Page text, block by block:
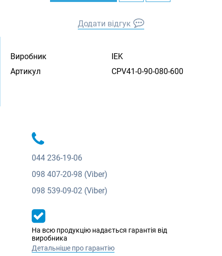
Додати відгук
Виробник
IEK
Артикул
CPV41-0-90-080-600
044 236-19-06
098 407-20-98 (Viber)
098 539-09-02 (Viber)
На всю продукцію надається гарантія від
виробника
Детальніше про гарантію